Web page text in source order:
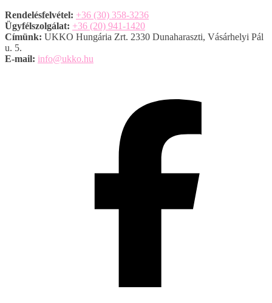
Rendelésfelvétel: +36 (30) 358-3236
Ügyfélszolgálat: +36 (20) 941-1420
Címünk: UKKO Hungária Zrt. 2330 Dunaharaszti, Vásárhelyi Pál
u. 5.
E-mail: info@ukko.hu